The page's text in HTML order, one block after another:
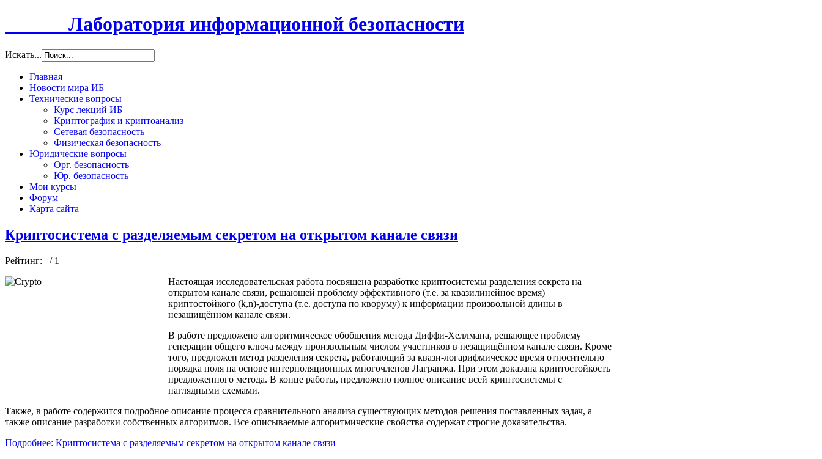
Лаборатория информационной безопасности
Искать...
Главная
Новости мира ИБ
Технические вопросы
Курс лекций ИБ
Криптография и криптоанализ
Сетевая безопасность
Физическая безопасность
Юридические вопросы
Орг. безопасность
Юр. безопасность
Мои курсы
Форум
Карта сайта
Криптосистема с разделяемым секретом на открытом канале связи
Рейтинг:
/ 1
Настоящая исследовательская работа посвящена разработке криптосистемы разделения секрета на
открытом канале связи, решающей проблему эффективного (т.е. за квазилинейное время)
криптостойкого (k,n)-доступа (т.е. доступа по кворуму) к информации произвольной длины в
незащищённом канале связи.
В работе предложено алгоритмическое обобщения метода Диффи-Хеллмана, решающее проблему
генерации общего ключа между произвольным числом участников в незащищённом канале связи. Кроме
того, предложен метод разделения секрета, работающий за квази-логарифмическое время относительно
порядка поля на основе интерполяционных многочленов Лагранжа. При этом доказана криптостойкость
предложенного метода. В конце работы, предложено полное описание всей криптосистемы с
наглядными схемами.
Также, в работе содержится подробное описание процесса сравнительного анализа существующих методов решения поставленных задач, а
также описание разработки собственных алгоритмов. Все описываемые алгоритмические свойства содержат строгие доказательства.
Подробнее: Криптосистема с разделяемым секретом на открытом канале связи